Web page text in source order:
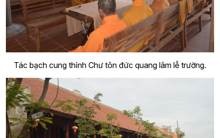
Tác bạch cung thỉnh Chư tôn đức quang lâm lễ trường.